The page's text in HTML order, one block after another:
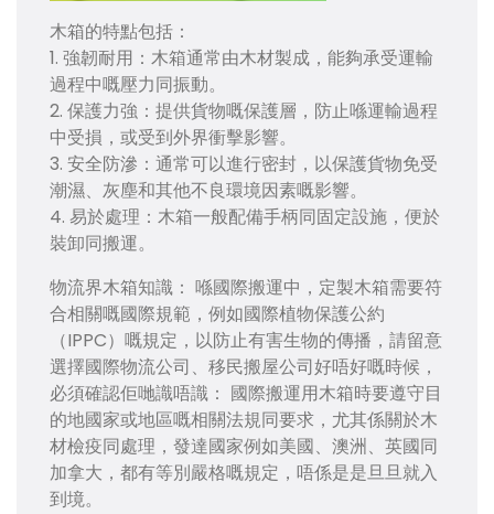
木箱的特點包括：
1. 強韌耐用：木箱通常由木材製成，能夠承受運輸
過程中嘅壓力同振動。
2. 保護力強：提供貨物嘅保護層，防止喺運輸過程
中受損，或受到外界衝擊影響。
3. 安全防滲：通常可以進行密封，以保護貨物免受
潮濕、灰塵和其他不良環境因素嘅影響。
4. 易於處理：木箱一般配備手柄同固定設施，便於
裝卸同搬運。
物流界木箱知識： 喺國際搬運中，定製木箱需要符
合相關嘅國際規範，例如國際植物保護公約
（IPPC）嘅規定，以防止有害生物的傳播，請留意
選擇國際物流公司、移民搬屋公司好唔好嘅時候，
必須確認佢哋識唔識： 國際搬運用木箱時要遵守目
的地國家或地區嘅相關法規同要求，尤其係關於木
材檢疫同處理，發達國家例如美國、澳洲、英國同
加拿大，都有等別嚴格嘅規定，唔係是是旦旦就入
到境。